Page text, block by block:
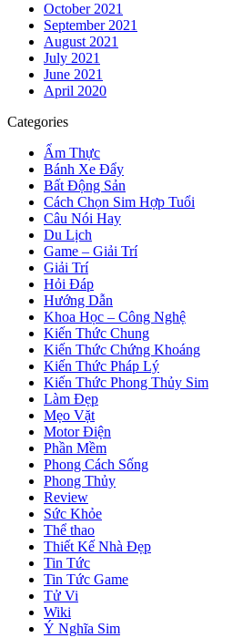
October 2021
September 2021
August 2021
July 2021
June 2021
April 2020
Categories
Ẩm Thực
Bánh Xe Đẩy
Bất Động Sản
Cách Chọn Sim Hợp Tuổi
Câu Nói Hay
Du Lịch
Game – Giải Trí
Giải Trí
Hỏi Đáp
Hướng Dẫn
Khoa Học – Công Nghệ
Kiến Thức Chung
Kiến Thức Chứng Khoáng
Kiến Thức Pháp Lý
Kiến Thức Phong Thủy Sim
Làm Đẹp
Mẹo Vặt
Motor Điện
Phần Mềm
Phong Cách Sống
Phong Thủy
Review
Sức Khỏe
Thể thao
Thiết Kế Nhà Đẹp
Tin Tức
Tin Tức Game
Tử Vi
Wiki
Ý Nghĩa Sim